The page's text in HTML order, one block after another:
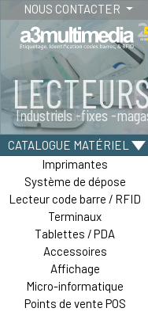
NOUS CONTACTER
Industriels -fixes -
Tablettes durcies -
CATALOGUE MATÉRIEL
Imprimantes
Système de dépose
Lecteur code barre / RFID
Terminaux
Tablettes / PDA
Accessoires
Affichage
Micro-informatique
Points de vente POS